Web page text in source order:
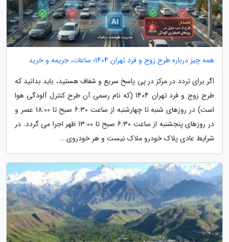
همه چیز درباره طرح زوج و فرد تهران 1404؛ ساعات، جریمه و خرید
اگر برای تردد در مرکز در پی پاسخ سریع و شفاف هستید، باید بدانید که
طرح زوج و فرد تهران 1404 (که نام رسمی آن طرح کنترل آلودگی هوا
است) در روزهای شنبه تا چهارشنبه از ساعت 6:30 صبح تا 18:00 عصر و
در روزهای پنجشنبه از ساعت 6:30 صبح تا 13:00 ظهر اجرا می گردد. در
شرایط عادی پلاک خودرو ملاک نیست و هر خودروی...